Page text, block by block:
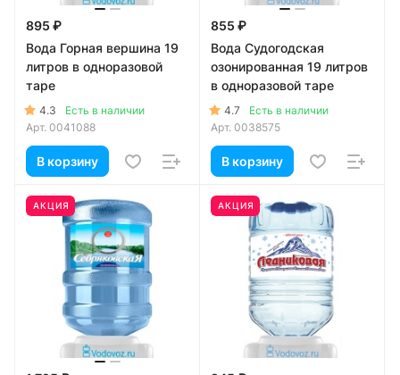
895 ₽
Вода Горная вершина 19
литров в одноразовой
таре
4.3
Есть в наличии
Арт. 0041088
В корзину
855 ₽
Вода Судогодская
озонированная 19 литров
в одноразовой таре
4.7
Есть в наличии
Арт. 0038575
В корзину
АКЦИЯ АКЦИЯ